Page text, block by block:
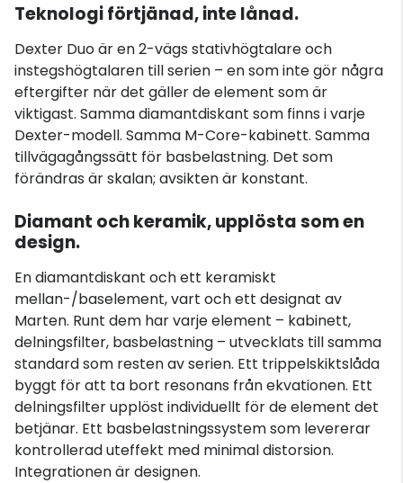
Teknologi förtjänad, inte lånad.
Dexter Duo är en 2-vägs stativhögtalare och
instegshögtalaren till serien – en som inte gör några
eftergifter när det gäller de element som är
viktigast. Samma diamantdiskant som finns i varje
Dexter-modell. Samma M-Core-kabinett. Samma
tillvägagångssätt för basbelastning. Det som
förändras är skalan; avsikten är konstant.
Diamant och keramik, upplösta som en
design.
En diamantdiskant och ett keramiskt
mellan-/baselement, vart och ett designat av
Marten. Runt dem har varje element – ​​kabinett,
delningsfilter, basbelastning – utvecklats till samma
standard som resten av serien. Ett trippelskiktslåda
byggt för att ta bort resonans från ekvationen. Ett
delningsfilter upplöst individuellt för de element det
betjänar. Ett basbelastningssystem som levererar
kontrollerad uteffekt med minimal distorsion.
Integrationen är designen.